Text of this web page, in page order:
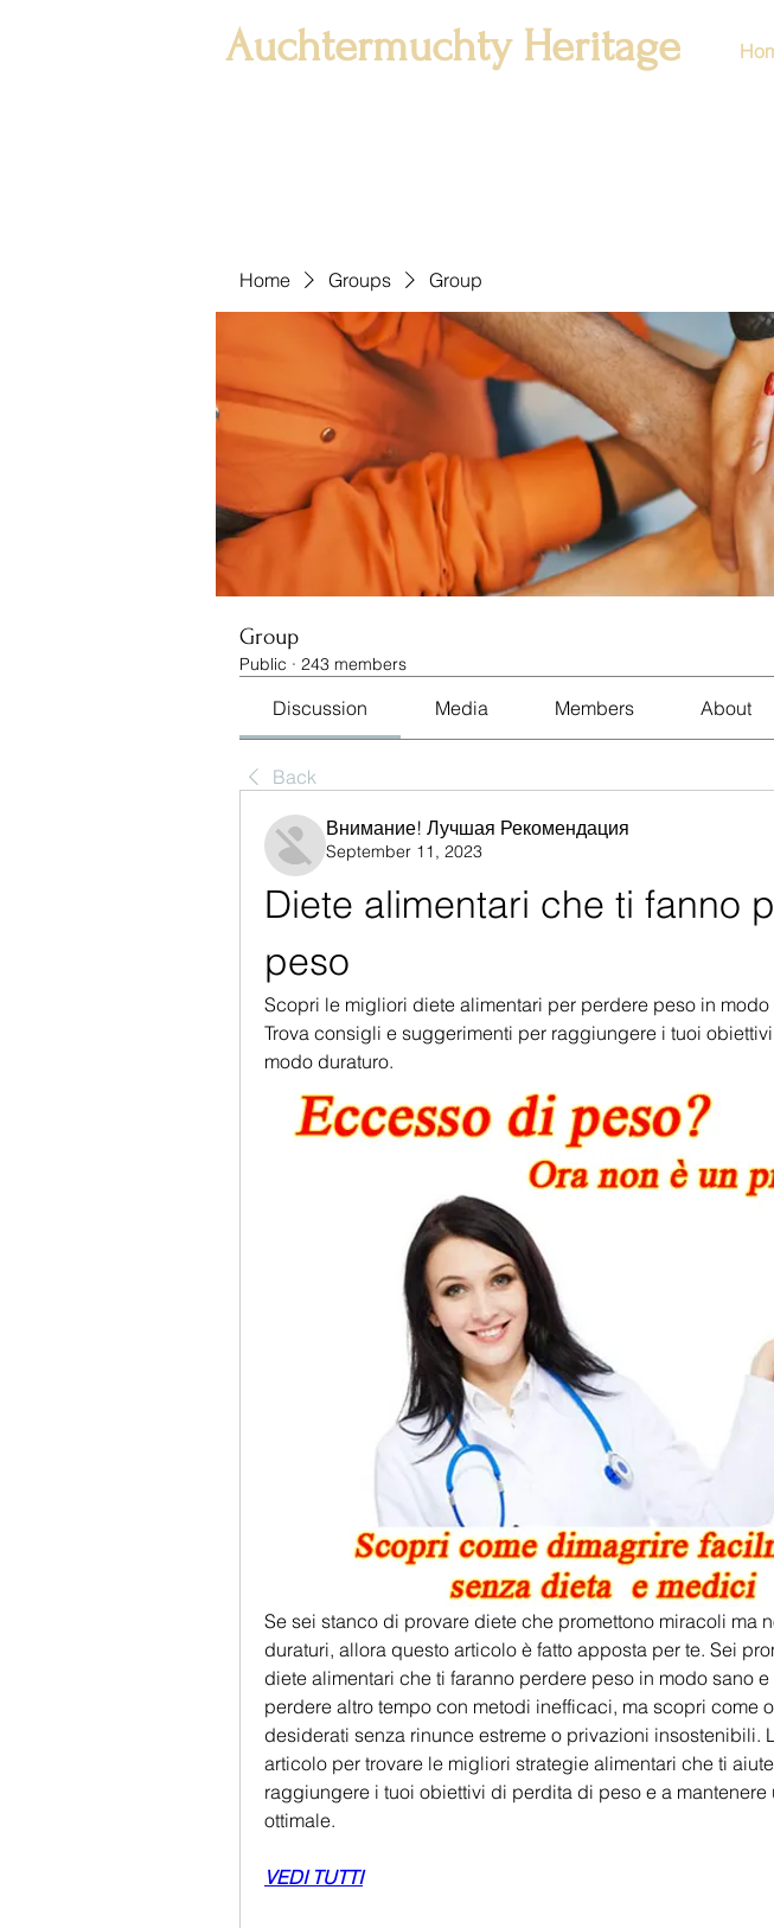
Auchtermuchty Heritage
Home Groups Group
Group
Public · 243 members
Discussion Media Members About
Back
Внимание! Лучшая Рекомендация
September 11, 2023
Diete alimentari che ti fanno
peso
Scopri le migliori diete alimentari per perdere peso in modo
Trova consigli e suggerimenti per raggiungere i tuoi
modo duraturo.
Se sei stanco di provare diete che promettono miracoli ma
duraturi, allora questo articolo è fatto apposta per te. Sei
diete alimentari che ti faranno perdere peso in modo sano
perdere altro tempo con metodi inefficaci, ma scopri come
desiderati senza rinunce estreme o privazioni insostenibili.
articolo per trovare le migliori strategie alimentari che ti
raggiungere i tuoi obiettivi di perdita di peso e a mantenere
ottimale.
VEDI TUTTI